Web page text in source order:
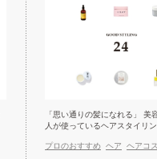
「思い通りの髪になれる」 美
人が使っているヘアスタイリ
プロのおすすめ ヘア ヘアコ